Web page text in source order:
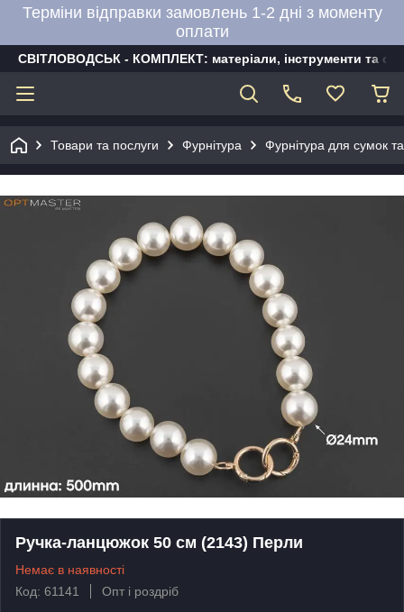
Терміни відправки замовлень 1-2 дні з моменту
оплати
СВІТЛОВОДСЬК - КОМПЛЕКТ: матеріали, інструменти та
Товари та послуги Фурнітура Фурнітура для сумок
Ручка-ланцюжок 50 см (2143) Перли
Немає в наявності
Код: 61141
Опт і роздріб